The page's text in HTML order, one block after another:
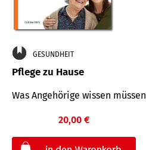
GESUNDHEIT
Pflege zu Hause
Was Angehörige wissen müssen
20,00 €